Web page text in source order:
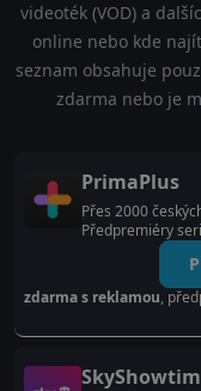
videoték (VOD) a
online nebo kde
seznam obsahuje
zdarma nebo je
PrimaPlus
Přes 2000
Předpremiéry
zdarma s reklamou,